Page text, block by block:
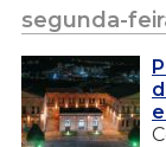
segunda-